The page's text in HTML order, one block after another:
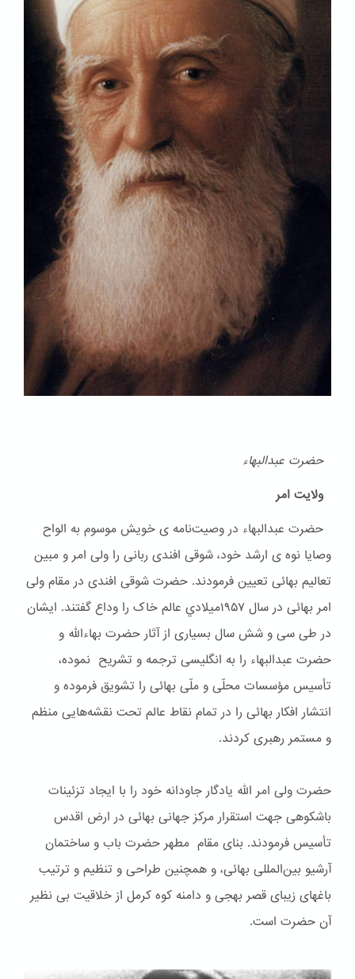
حضرت عبدالبهاء
ولایت امر
حضرت عبدالبهاء در وصیت‌نامه ی خویش موسوم به الواح
وصایا نوه ی ارشد خود، شوقی افندی ربانی را ولی امر و مبین
تعالیم بهائی تعیین فرمودند. حضرت شوقی افندی در مقام ولی
امر بهائی در سال ۱۹۵۷ميلادي عالم خاک را وداع گفتند. ایشان
در طی سی و شش سال بسیاری از آثار حضرت بهاءالله و
حضرت عبدالبهاء را به انگلیسی ترجمه و تشریح نموده،
تأسیس مؤسسات محلّی و ملّی بهائی را تشویق فرموده و
انتشار افکار بهائی را در تمام نقاط عالم تحت نقشه‌هایی منظم
و مستمر رهبری کردند.
حضرت ولی امر الله یادگار جاودانه خود را با ایجاد تزئینات
باشكوهی جهت استقرار مرکز جهانی بهائی در ارض اقدس
تأسیس فرمودند. بنای مقام مطهر حضرت باب و ساختمان
آرشیو بین‌المللی بهائی، و همچنین طراحی و تنظیم و ترتیب
باغهای زیبای قصر بهجی و دامنه کوه کرمل از خلاقیت بی نظیر
آن حضرت است.